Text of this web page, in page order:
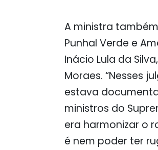
A ministra
Punhal Verde e
Inácio Lula da
Moraes. “Nesses
estava
ministros do
era harmonizar o
é nem poder ter